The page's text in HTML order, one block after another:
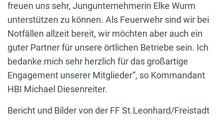
freuen uns sehr, Jungunternehmerin Elke Wurm
unterstützen zu können. Als Feuerwehr sind wir bei
Notfällen allzeit bereit, wir möchten aber auch ein
guter Partner für unsere örtlichen Betriebe sein. Ich
bedanke mich sehr herzlich für das großartige
Engagement unserer Mitglieder“, so Kommandant
HBI Michael Diesenreiter.
Bericht und Bilder von der FF St.Leonhard/Freistadt